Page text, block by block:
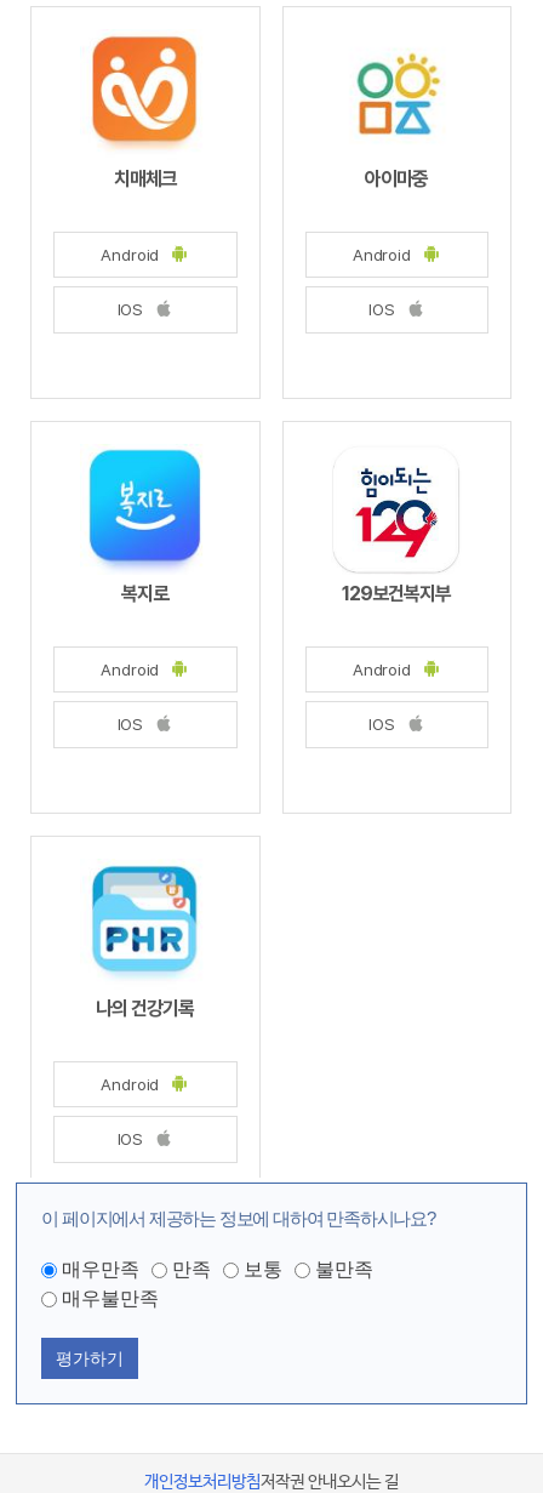
이 페이지에서 제공하는 정보에 대하여 만족하시나요?
매우만족 만족 보통
불만족
매우불만족
평가하기
개인정보처리방침저작권 안내오시는 길